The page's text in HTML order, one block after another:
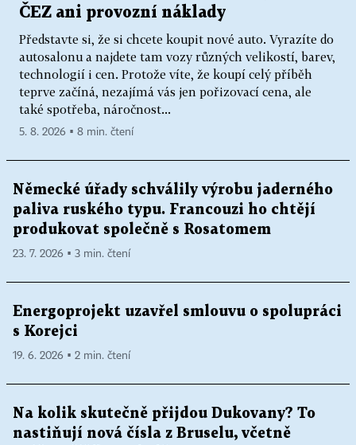
ČEZ ani provozní náklady
Představte si, že si chcete koupit nové auto. Vyrazíte do
autosalonu a najdete tam vozy různých velikostí, barev,
technologií i cen. Protože víte, že koupí celý příběh
teprve začíná, nezajímá vás jen pořizovací cena, ale
také spotřeba, náročnost...
5. 8. 2026 ▪ 8 min. čtení
Německé úřady schválily výrobu jaderného
paliva ruského typu. Francouzi ho chtějí
produkovat společně s Rosatomem
23. 7. 2026 ▪ 3 min. čtení
Energoprojekt uzavřel smlouvu o spolupráci
s Korejci
19. 6. 2026 ▪ 2 min. čtení
Na kolik skutečně přijdou Dukovany? To
nastiňují nová čísla z Bruselu, včetně